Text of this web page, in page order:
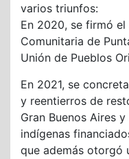
varios triunfos:
En 2020, se firmó
Comunitaria de
Unión de Pueblos
En 2021, se
y reentierros de
Gran Buenos Aires
indígenas
que además otorgó